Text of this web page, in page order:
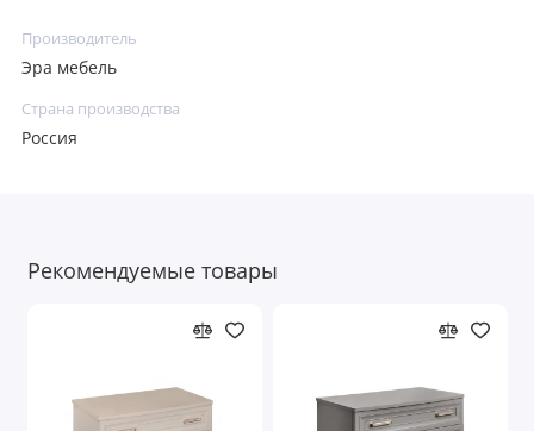
Производитель
Эра мебель
Страна производства
Россия
Рекомендуемые товары